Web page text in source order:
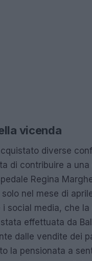
vicenda
diverse
di contribuire a una
Regina
nel mese di
social media, che la
effettuata da
dalle vendite dei
la pensionata a